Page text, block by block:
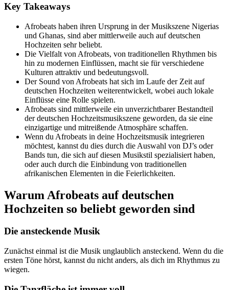
Key Takeaways
Afrobeats haben ihren Ursprung in der Musikszene Nigerias
und Ghanas, sind aber mittlerweile auch auf deutschen
Hochzeiten sehr beliebt.
Die Vielfalt von Afrobeats, von traditionellen Rhythmen bis
hin zu modernen Einflüssen, macht sie für verschiedene
Kulturen attraktiv und bedeutungsvoll.
Der Sound von Afrobeats hat sich im Laufe der Zeit auf
deutschen Hochzeiten weiterentwickelt, wobei auch lokale
Einflüsse eine Rolle spielen.
Afrobeats sind mittlerweile ein unverzichtbarer Bestandteil
der deutschen Hochzeitsmusikszene geworden, da sie eine
einzigartige und mitreißende Atmosphäre schaffen.
Wenn du Afrobeats in deine Hochzeitsmusik integrieren
möchtest, kannst du dies durch die Auswahl von DJ’s oder
Bands tun, die sich auf diesen Musikstil spezialisiert haben,
oder auch durch die Einbindung von traditionellen
afrikanischen Elementen in die Feierlichkeiten.
Warum Afrobeats auf deutschen
Hochzeiten so beliebt geworden sind
Die ansteckende Musik
Zunächst einmal ist die Musik unglaublich ansteckend. Wenn du die
ersten Töne hörst, kannst du nicht anders, als dich im Rhythmus zu
wiegen.